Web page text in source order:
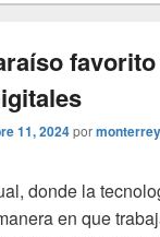
11, 2024por
donde la
en que